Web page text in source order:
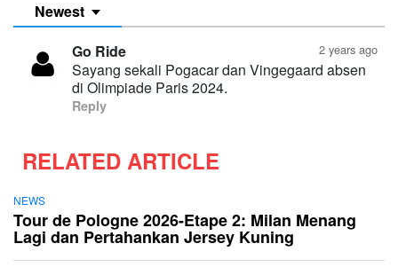
Newest
2 years ago
Go Ride
Sayang sekali Pogacar dan Vingegaard absen
di Olimpiade Paris 2024.
Reply
RELATED ARTICLE
NEWS
Tour de Pologne 2026-Etape 2: Milan Menang
Lagi dan Pertahankan Jersey Kuning